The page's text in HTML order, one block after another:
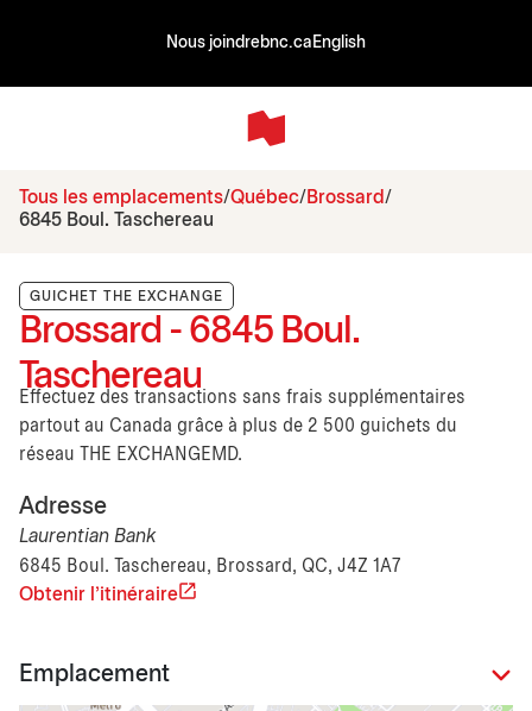
Nous joindrebnc.ca English
Tous les emplacements Québec
Brossard
6845 Boul. Taschereau
GUICHET THE EXCHANGE
Brossard - 6845 Boul.
Taschereau
Effectuez des transactions sans frais supplémentaires
partout au Canada grâce à plus de 2 500 guichets du
réseau THE EXCHANGEMD.
Adresse
Laurentian Bank
6845 Boul. Taschereau, Brossard, QC, J4Z 1A7
Obtenir l'itinéraire
Emplacement